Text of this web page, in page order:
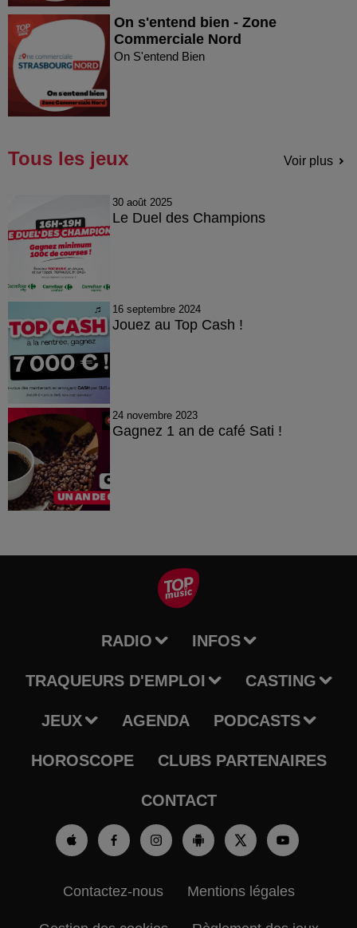
On s'entend bien - Zone
Commerciale Nord
On S'entend Bien
Tous les jeux Voir plus
30 août 2025
Le Duel des Champions
16 septembre 2024
Jouez au Top Cash !
24 novembre 2023
Gagnez 1 an de café Sati !
RADIO INFOS
TRAQUEURS D'EMPLOI CASTING
JEUX AGENDA PODCASTS
HOROSCOPE CLUBS PARTENAIRES
CONTACT
Contactez-nous Mentions légales